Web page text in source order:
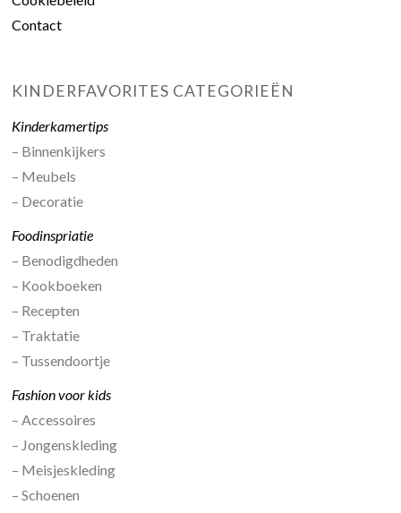
Contact
KINDERFAVORITES CATEGORIEËN
Kinderkamertips
– Binnenkijkers
– Meubels
– Decoratie
Foodinspriatie
– Benodigdheden
– Kookboeken
– Recepten
– Traktatie
– Tussendoortje
Fashion voor kids
– Accessoires
– Jongenskleding
– Meisjeskleding
– Schoenen